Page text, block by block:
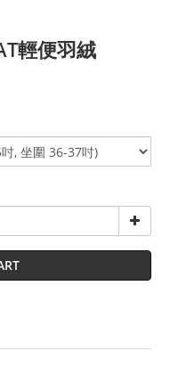
輕便羽絨